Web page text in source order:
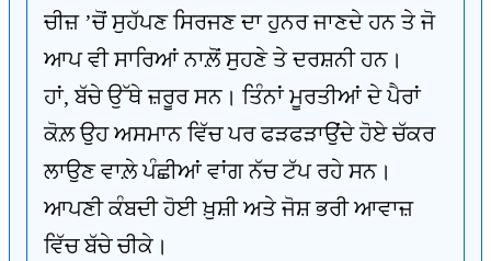
ਚੀਜ਼ ’ਚੋਂ ਸੁਹੱਪਣ ਸਿਰਜਣ ਦਾ ਹੁਨਰ ਜਾਣਦੇ ਹਨ ਤੇ ਜੋ
ਆਪ ਵੀ ਸਾਰਿਆਂ ਨਾਲ਼ੋਂ ਸੁਹਣੇ ਤੇ ਦਰਸ਼ਨੀ ਹਨ।
ਹਾਂ, ਬੱਚੇ ਉੱਥੇ ਜ਼ਰੂਰ ਸਨ। ਤਿੰਨਾਂ ਮੂਰਤੀਆਂ ਦੇ ਪੈਰਾਂ
ਕੋਲ਼ ਉਹ ਅਸਮਾਨ ਵਿੱਚ ਪਰ ਫੜਫੜਾਉਂਦੇ ਹੋਏ ਚੱਕਰ
ਲਾਉਣ ਵਾਲ਼ੇ ਪੰਛੀਆਂ ਵਾਂਗ ਨੱਚ ਟੱਪ ਰਹੇ ਸਨ।
ਆਪਣੀ ਕੰਬਦੀ ਹੋਈ ਖ਼ੁਸ਼ੀ ਅਤੇ ਜੋਸ਼ ਭਰੀ ਆਵਾਜ਼
ਵਿੱਚ ਬੱਚੇ ਚੀਕੇ।